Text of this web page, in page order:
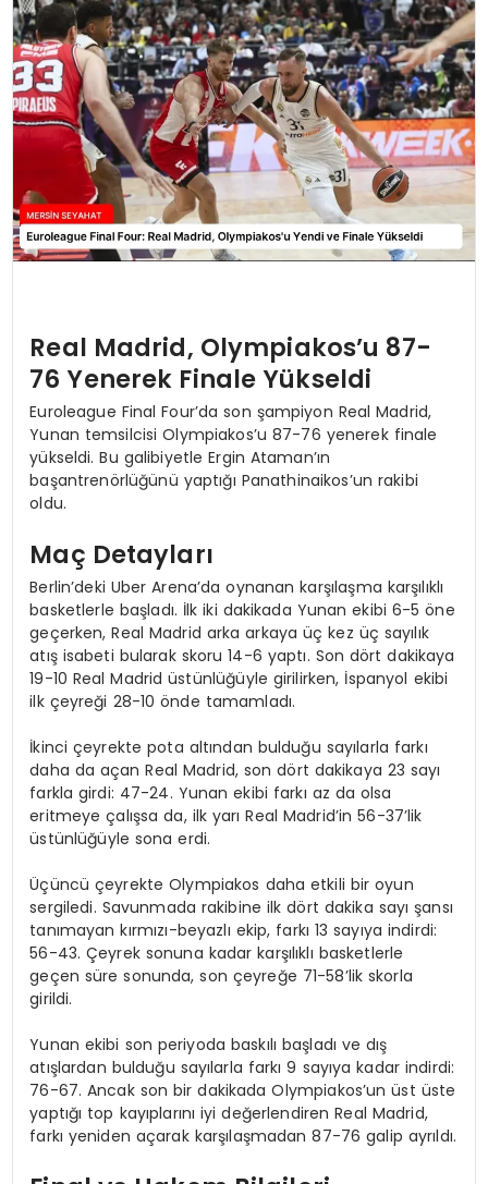
Real Madrid, Olympiakos’u 87-
76 Yenerek Finale Yükseldi
Euroleague Final Four’da son şampiyon Real Madrid,
Yunan temsilcisi Olympiakos’u 87-76 yenerek finale
yükseldi. Bu galibiyetle Ergin Ataman’ın
başantrenörlüğünü yaptığı Panathinaikos’un rakibi
oldu.
Maç Detayları
Berlin’deki Uber Arena’da oynanan karşılaşma karşılıklı
basketlerle başladı. İlk iki dakikada Yunan ekibi 6-5 öne
geçerken, Real Madrid arka arkaya üç kez üç sayılık
atış isabeti bularak skoru 14-6 yaptı. Son dört dakikaya
19-10 Real Madrid üstünlüğüyle girilirken, İspanyol ekibi
ilk çeyreği 28-10 önde tamamladı.
İkinci çeyrekte pota altından bulduğu sayılarla farkı
daha da açan Real Madrid, son dört dakikaya 23 sayı
farkla girdi: 47-24. Yunan ekibi farkı az da olsa
eritmeye çalışsa da, ilk yarı Real Madrid’in 56-37’lik
üstünlüğüyle sona erdi.
Üçüncü çeyrekte Olympiakos daha etkili bir oyun
sergiledi. Savunmada rakibine ilk dört dakika sayı şansı
tanımayan kırmızı-beyazlı ekip, farkı 13 sayıya indirdi:
56-43. Çeyrek sonuna kadar karşılıklı basketlerle
geçen süre sonunda, son çeyreğe 71-58’lik skorla
girildi.
Yunan ekibi son periyoda baskılı başladı ve dış
atışlardan bulduğu sayılarla farkı 9 sayıya kadar indirdi:
76-67. Ancak son bir dakikada Olympiakos’un üst üste
yaptığı top kayıplarını iyi değerlendiren Real Madrid,
farkı yeniden açarak karşılaşmadan 87-76 galip ayrıldı.